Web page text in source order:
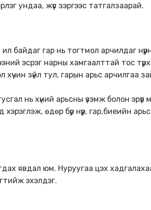
ундаа, жүүс зэргээс татгалзаарай.
байдаг гар нь тогтмол арчилдаг
эсрэг нарны хамгаалттай тос
зүйл тул, гарын арьс арчилгаа
нь хүний арьсны үзэмж болон эрүүл
өдөр бүр нүүр, гар,биеийн
явдал юм. Нуруугаа цэх
эхэлдэг.